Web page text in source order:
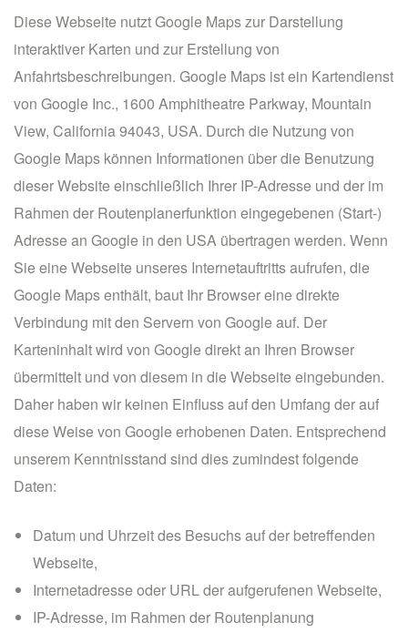
Diese Webseite nutzt Google Maps zur Darstellung
interaktiver Karten und zur Erstellung von
Anfahrtsbeschreibungen. Google Maps ist ein Kartendienst
von Google Inc., 1600 Amphitheatre Parkway, Mountain
View, California 94043, USA. Durch die Nutzung von
Google Maps können Informationen über die Benutzung
dieser Website einschließlich Ihrer IP-Adresse und der im
Rahmen der Routenplanerfunktion eingegebenen (Start-)
Adresse an Google in den USA übertragen werden. Wenn
Sie eine Webseite unseres Internetauftritts aufrufen, die
Google Maps enthält, baut Ihr Browser eine direkte
Verbindung mit den Servern von Google auf. Der
Karteninhalt wird von Google direkt an Ihren Browser
übermittelt und von diesem in die Webseite eingebunden.
Daher haben wir keinen Einfluss auf den Umfang der auf
diese Weise von Google erhobenen Daten. Entsprechend
unserem Kenntnisstand sind dies zumindest folgende
Daten:
Datum und Uhrzeit des Besuchs auf der betreffenden
Webseite,
Internetadresse oder URL der aufgerufenen Webseite,
IP-Adresse, im Rahmen der Routenplanung